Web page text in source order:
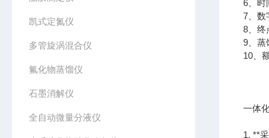
凯式定氮仪
多管旋涡混合仪
氟化物蒸馏仪
石墨消解仪
全自动微量分液仪
6、时
7、数
8、终
9、蒸
10、
一体
1. **